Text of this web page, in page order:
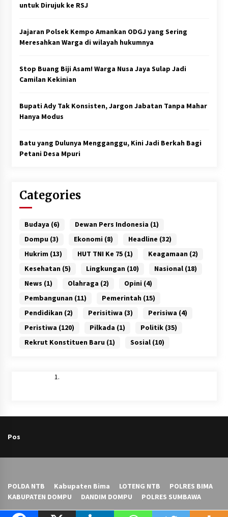
untuk Dirujuk ke RSJ
Jajaran Polsek Kempo Amankan ODGJ yang Sering
Meresahkan Warga di wilayah hukumnya
Stop Buang Biji Asam! Warga Nusa Jaya Sulap Jadi
Camilan Kekinian
Bupati Ady Tak Konsisten, Jargon Jabatan Tanpa Mahar
Hanya Modus
Batu yang Dulunya Mengganggu, Kini Jadi Berkah Bagi
Petani Desa Mpuri
Categories
Budaya (6) Dewan Pers Indonesia (1)
Dompu (3) Ekonomi (8) Headline (32)
Hukrim (13) HUT TNI Ke 75(1) Keagamaan (2)
Kesehatan (5) Lingkungan (10) Nasional(18)
News (1) Olahraga (2) Opini (4)
Pembangunan (11) Pemerintah (15)
Pendidikan (2) Perisitiwa (3) Perisiwa (4)
Peristiwa (120) Pilkada (1) Politik(35)
Rekrut Konstituen Baru (1) Sosial(10)
Pos
POLDA NTB Kabupaten Bima LOTENG NTB
POLRES BIMA
KABUPATEN DOMPU
DANDIM DOMPU POLRES SUMBAWA